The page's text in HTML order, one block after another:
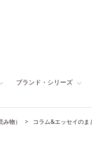
ブランド・シリーズ
物） コラム&エッセイのま